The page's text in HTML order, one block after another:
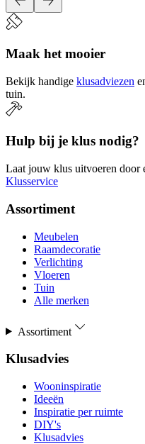
Maak het mooier
Bekijk handige klusadviezen
tuin.
Hulp bij je klus nodig?
Laat jouw klus uitvoeren door
Klusservice
Assortiment
Meubelen
Raamdecoratie
Verlichting
Vloeren
Tuin
Alle merken
Assortiment
Klusadvies
Wooninspiratie
Ideeën
Inspiratie per ruimte
DIY's
Klusadvies